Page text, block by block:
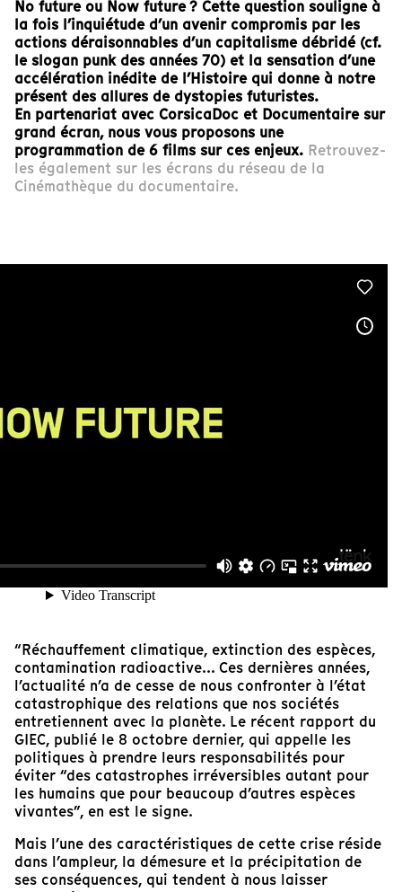
No future ou Now future ? Cette question souligne à
la fois l’inquiétude d’un avenir compromis par les
actions déraisonnables d’un capitalisme débridé (cf.
le slogan punk des années 70) et la sensation d’une
accélération inédite de l’Histoire qui donne à notre
présent des allures de dystopies futuristes.
En partenariat avec CorsicaDoc et Documentaire sur
grand écran, nous vous proposons une
programmation de 6 films sur ces enjeux. Retrouvez-
les également sur les écrans du réseau de la
Cinémathèque du documentaire.
“Réchauffement climatique, extinction des espèces,
contamination radioactive... Ces dernières années,
l’actualité n’a de cesse de nous confronter à l’état
catastrophique des relations que nos sociétés
entretiennent avec la planète. Le récent rapport du
GIEC, publié le 8 octobre dernier, qui appelle les
politiques à prendre leurs responsabilités pour
éviter “des catastrophes irréversibles autant pour
les humains que pour beaucoup d’autres espèces
vivantes”, en est le signe.
Mais l’une des caractéristiques de cette crise réside
dans l’ampleur, la démesure et la précipitation de
ses conséquences, qui tendent à nous laisser